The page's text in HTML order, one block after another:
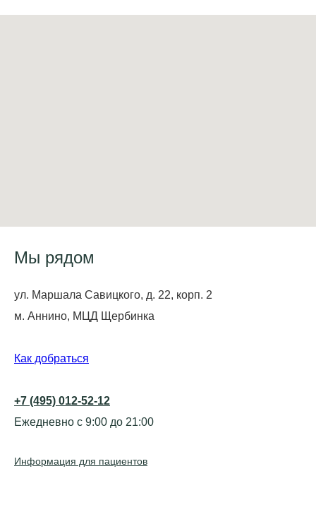
Мы рядом
ул. Маршала Савицкого, д. 22, корп. 2
м. Аннино, МЦД Щербинка
Как добраться
+7 (495) 012-52-12
Ежедневно с 9:00 до 21:00
Информация для пациентов